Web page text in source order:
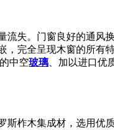
失。门窗良好的通风
，完全呈现木窗的所有
中空玻璃 、加以进口
柞木集成材，选用优